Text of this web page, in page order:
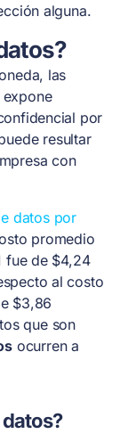
alguna.
las
por
resultar
con
datos por
promedio
fue de $4,24
al costo
$3,86
que son
ocurren a